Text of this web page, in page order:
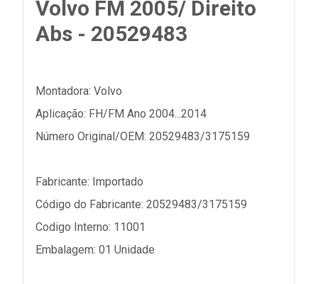
Volvo FM 2005/ Direito
Abs - 20529483
Montadora: Volvo
Aplicação: FH/FM Ano 2004...2014
Número Original/OEM: 20529483/3175159
Fabricante: Importado
Código do Fabricante: 20529483/3175159
Codigo Interno: 11001
Embalagem: 01 Unidade